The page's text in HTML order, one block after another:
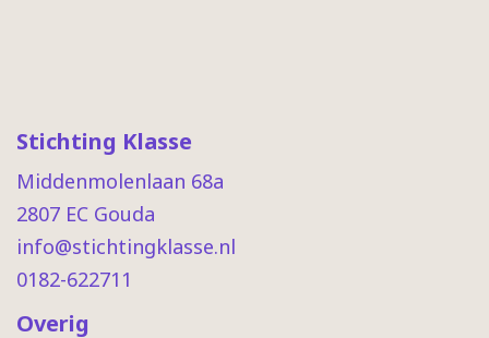
Stichting Klasse
Middenmolenlaan 68a
2807 EC Gouda
info@stichtingklasse.nl
0182-622711
Overig